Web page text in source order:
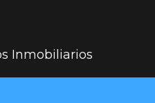
Inmobiliarios